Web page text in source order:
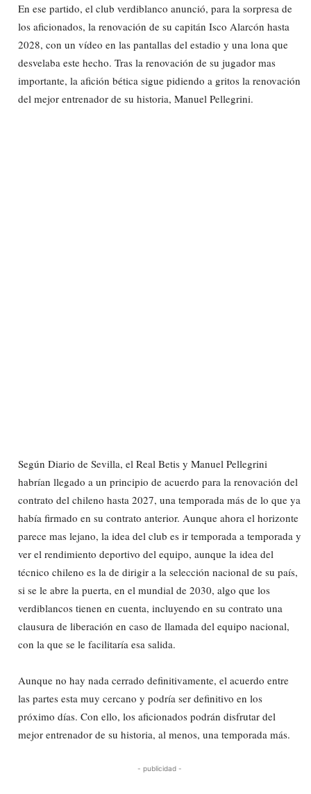
En ese partido, el club verdiblanco anunció, para la sorpresa de
los aficionados, la renovación de su capitán Isco Alarcón hasta
2028, con un vídeo en las pantallas del estadio y una lona que
desvelaba este hecho. Tras la renovación de su jugador mas
importante, la afición bética sigue pidiendo a gritos la renovación
del mejor entrenador de su historia, Manuel Pellegrini.
Según Diario de Sevilla, el Real Betis y Manuel Pellegrini
habrían llegado a un principio de acuerdo para la renovación del
contrato del chileno hasta 2027, una temporada más de lo que ya
había firmado en su contrato anterior. Aunque ahora el horizonte
parece mas lejano, la idea del club es ir temporada a temporada y
ver el rendimiento deportivo del equipo, aunque la idea del
técnico chileno es la de dirigir a la selección nacional de su país,
si se le abre la puerta, en el mundial de 2030, algo que los
verdiblancos tienen en cuenta, incluyendo en su contrato una
clausura de liberación en caso de llamada del equipo nacional,
con la que se le facilitaría esa salida.
Aunque no hay nada cerrado definitivamente, el acuerdo entre
las partes esta muy cercano y podría ser definitivo en los
próximo días. Con ello, los aficionados podrán disfrutar del
mejor entrenador de su historia, al menos, una temporada más.
- publicidad -